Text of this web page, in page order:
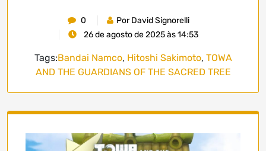
0
Por David Signorelli
26 de agosto de 2025 às 14:53
Tags:Bandai Namco, Hitoshi Sakimoto, TOWA
AND THE GUARDIANS OF THE SACRED TREE